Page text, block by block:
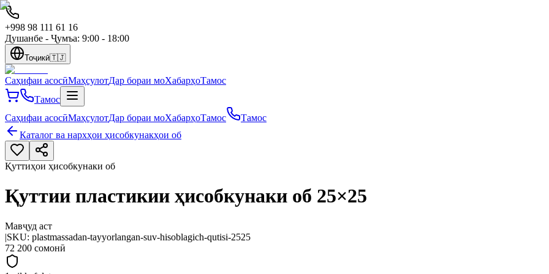
+998 98 111 61 16
Душанбе - Ҷумъа: 9:00 - 18:00
Тоҷикӣ🇹🇯
Саҳифаи асосӣМаҳсулотДар бораи моХабарҳоТамос
Тамос
Саҳифаи асосӣМаҳсулотДар бораи моХабарҳоТамос
Тамос
Каталог ва нархҳои ҳисобкунакҳои об
Қуттиҳои ҳисобкунаки об
Қуттии пластикии ҳисобкунаки об 25×25
Мавҷуд аст
|SKU: plastmassadan-tayyorlangan-suv-hisoblagich-qutisi-2525
72 200 сомонӣ